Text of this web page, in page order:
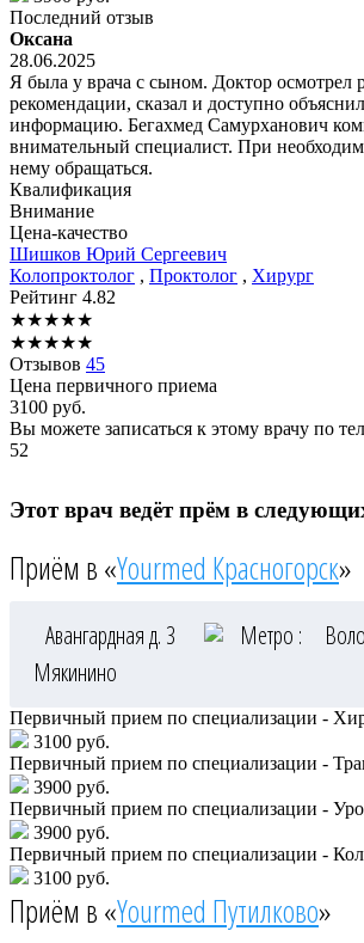
Последний отзыв
Оксана
28.06.2025
Я была у врача с сыном. Доктор осмотрел
рекомендации, сказал и доступно
информацию. Бегахмед Самурханович
внимательный специалист. При
нему обращаться.
Квалификация
Внимание
Цена-качество
Шишков Юрий Сергеевич
Колопроктолог , Проктолог , Хирург
Рейтинг 4.82
★★★★★
★★★★★
Отзывов 45
Цена первичного приема
3100 руб.
Вы можете записаться к этому врачу по
52
Этот врач ведёт прём в
Приём в «Yourmed Красногорск»
Авангардная д. 3 Метро :
Мякинино
Первичный прием по специализации -
3100 руб.
Первичный прием по специализации -
3900 руб.
Первичный прием по специализации -
3900 руб.
Первичный прием по специализации -
3100 руб.
Приём в «Yourmed Путилково»